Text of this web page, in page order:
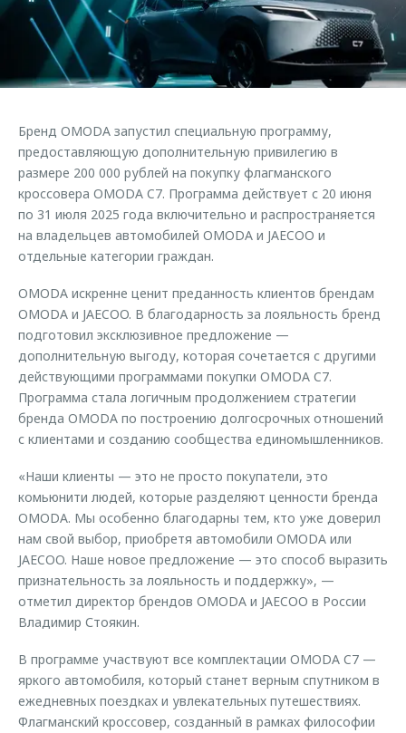
Страхование
Кредитный калькулятор
Аксессуары
Оригинальные аксессуары
Запчасти
Трейд-ин
Калькулятор трейд-ин
Клиентская поддержка
O&J Автоклуб
Клуб владельцев OMODA
Аксессуары
Одежда и сувениры
Оригинальные аксессуары
Запчасти
Обратная связь
Бренд OMODA запустил специальную программу,
предоставляющую дополнительную привилегию в
размере 200 000 рублей на покупку флагманского
кроссовера OMODA C7. Программа действует с 20 июня
по 31 июля 2025 года включительно и распространяется
на владельцев автомобилей OMODA и JAECOO и
отдельные категории граждан.
OMODA искренне ценит преданность клиентов брендам
OMODA и JAECOO. В благодарность за лояльность бренд
подготовил эксклюзивное предложение —
дополнительную выгоду, которая сочетается с другими
действующими программами покупки OMODA C7.
Программа стала логичным продолжением стратегии
бренда OMODA по построению долгосрочных отношений
с клиентами и созданию сообщества единомышленников.
«Наши клиенты — это не просто покупатели, это
комьюнити людей, которые разделяют ценности бренда
OMODA. Мы особенно благодарны тем, кто уже доверил
нам свой выбор, приобретя автомобили OMODA или
JAECOO. Наше новое предложение — это способ выразить
признательность за лояльность и поддержку», —
отметил директор брендов OMODA и JAECOO в России
Владимир Стоякин.
В программе участвуют все комплектации OMODA C7 —
яркого автомобиля, который станет верным спутником в
ежедневных поездках и увлекательных путешествиях.
Флагманский кроссовер, созданный в рамках философии